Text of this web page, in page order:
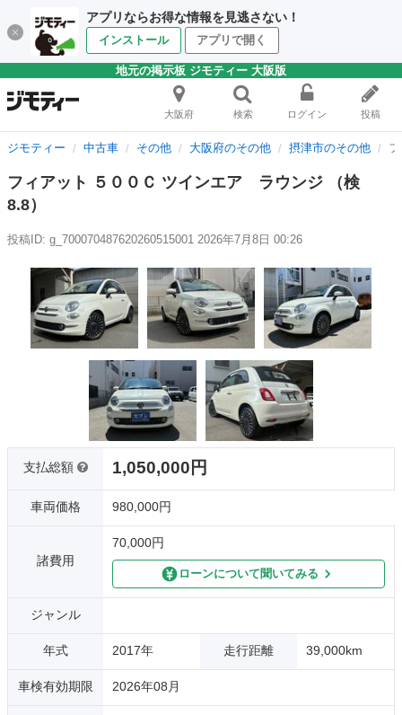
アプリならお得な情報を見逃さない！
インストール アプリで開く
地元の掲示板 ジモティー 大阪版
大阪府 検索 ログイン 投稿
ジモティー 中古車 その他 大阪府のその他 摂津市のその他
フィアット ５００Ｃ ツインエア ラウンジ （検
8.8）
投稿ID: g_700070487620260515001 2026年7月8日 00:26
支払総額 1,050,000円
車両価格 980,000円
諸費用
70,000円
ローンについて聞いてみる
ジャンル
年式 2017年 走行距離 39,000km
車検有効期限 2026年08月